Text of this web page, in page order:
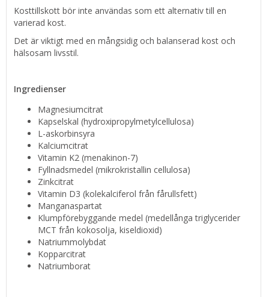
Kosttillskott bör inte användas som ett alternativ till en
varierad kost.
Det är viktigt med en mångsidig och balanserad kost och
hälsosam livsstil.
Ingredienser
Magnesiumcitrat
Kapselskal (hydroxipropylmetylcellulosa)
L-askorbinsyra
Kalciumcitrat
Vitamin K2 (menakinon-7)
Fyllnadsmedel (mikrokristallin cellulosa)
Zinkcitrat
Vitamin D3 (kolekalciferol från fårullsfett)
Manganaspartat
Klumpförebyggande medel (medellånga triglycerider
MCT från kokosolja, kiseldioxid)
Natriummolybdat
Kopparcitrat
Natriumborat